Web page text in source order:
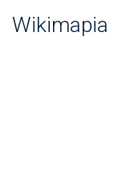
Wikimapia